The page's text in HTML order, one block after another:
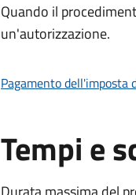
Quando il
un'autorizzazione.
Pagamento dell'imposta
Tempi e